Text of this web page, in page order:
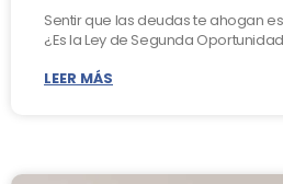
Sentir que las deudas te ahogan
¿Es la Ley de Segunda
LEER MÁS